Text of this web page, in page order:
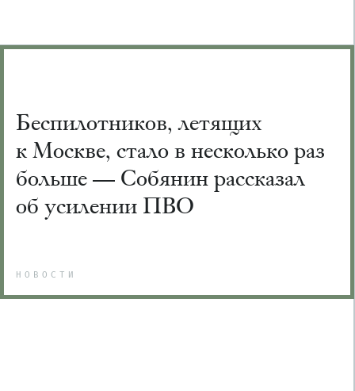
Беспилотников, летящих
к Москве, стало в несколько раз
больше — Собянин рассказал
об усилении ПВО
НОВОСТИ